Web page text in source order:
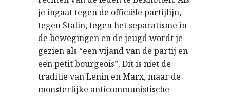
je ingaat tegen de officiële partijlijn,
tegen Stalin, tegen het separatisme in
de bewegingen en de jeugd wordt je
gezien als “een vijand van de partij en
een petit bourgeois”. Dit is niet de
traditie van Lenin en Marx, maar de
monsterlijke anticommunistische